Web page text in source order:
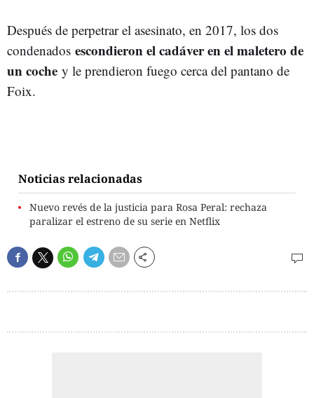
Después de perpetrar el asesinato, en 2017, los dos
condenados escondieron el cadáver en el maletero de
un coche y le prendieron fuego cerca del pantano de
Foix.
Noticias relacionadas
Nuevo revés de la justicia para Rosa Peral: rechaza
paralizar el estreno de su serie en Netflix